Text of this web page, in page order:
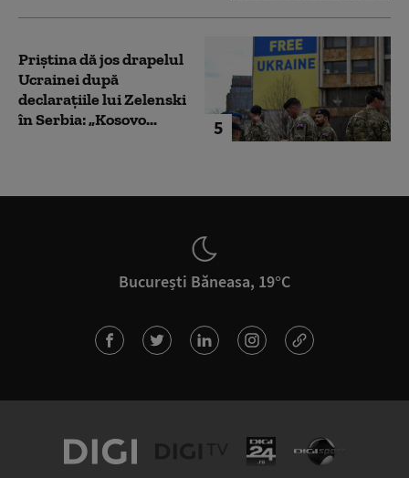
5
Priștina dă jos drapelul
Ucrainei după
declarațiile lui Zelenski
în Serbia: „Kosovo...
București Băneasa, 19°C